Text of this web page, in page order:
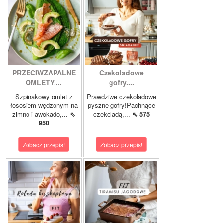
PRZECIWZAPALNE
OMLETY....
Szpinakowy omlet z
łososiem wędzonym na
zimno i awokado,... ⇖
950
Zobacz przepis!
Czekoladowe
gofry....
Prawdziwe czekoladowe
pyszne gofry!Pachnące
czekoladą,... ⇖ 575
Zobacz przepis!